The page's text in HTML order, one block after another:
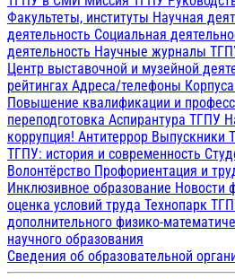
Факультеты, институты Научная
деятельность Социальная
деятельность Научные журналы
Центр выставочной и музейной
рейтингах Адреса/телефоны
Повышение квалификации и
переподготовка Аспирантура ТГПУ
коррупция! Антитеррор Выпускники
ТГПУ: история и современность
Волонтёрство Профориентация и
Инклюзивное образование Новости
оценка условий труда Технопарк
дополнительного физико-
научного образования
Сведения об образовательной